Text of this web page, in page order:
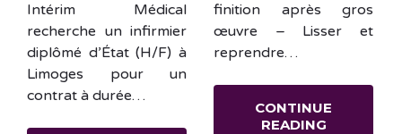
Intérim Médical
recherche un infirmier
diplômé d’État (H/F) à
Limoges pour un
contrat à durée…
finition après gros
œuvre – Lisser et
reprendre…
CONTINUE
READING